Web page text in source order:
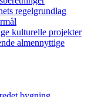
regelgrundlag
kulturelle projekter
almennyttige